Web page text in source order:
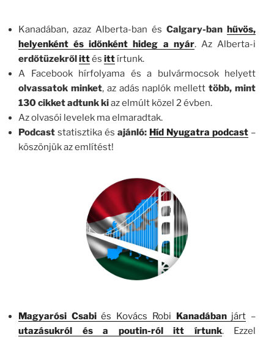
Kanadában, azaz Alberta-ban és Calgary-ban hűvös,
helyenként és időnként hideg a nyár. Az Alberta-i
erdőtüzekrőlittés ittírtunk.
A Facebook hírfolyama és a bulvármocsok helyett
olvassatok minket, az adás naplók melletttöbb, mint
130 cikket adtunk kiaz elmúlt közel 2 évben.
Az olvasói levelek ma elmaradtak.
Podcast statisztika és ajánló: Híd Nyugatra podcast –
köszönjük az említést!
Magyarósi Csabiés Kovács Robi Kanadábanjárt –
utazásukról és a poutin-ról itt írtunk. Ezzel